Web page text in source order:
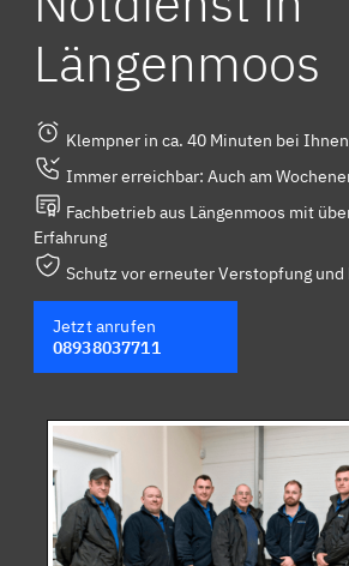
Längenmoos
Klempner in ca. 40 Minuten bei
Immer erreichbar: Auch am
Fachbetrieb aus Längenmoos mit
Erfahrung
Schutz vor erneuter Verstopfung und
Jetzt anrufen
08938037711